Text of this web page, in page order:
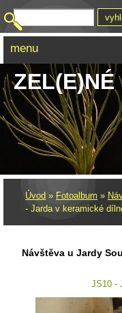
ZEL(E)NÉ
Úvod » Fotoalbum »
- Jarda v keramické
Návštěva u Jardy
JS10 -
menu